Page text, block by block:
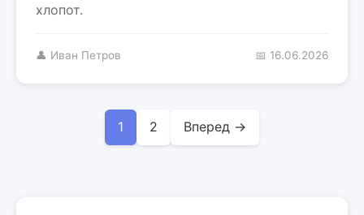
хлопот.
👤 Иван Петров 📅 16.06.2026
1 2 Вперед →